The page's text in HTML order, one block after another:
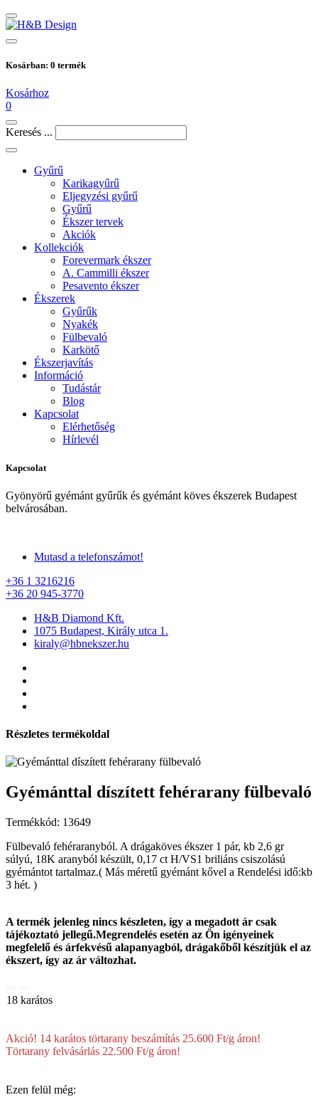
Kosárban: 0 termék
Kosárhoz
0
Keresés ...
Gyűrű
Karikagyűrű
Eljegyzési gyűrű
Gyűrű
Ékszer tervek
Akciók
Kollekciók
Forevermark ékszer
A. Cammilli ékszer
Pesavento ékszer
Ékszerek
Gyűrűk
Nyakék
Fülbevaló
Karkötő
Ékszerjavítás
Információ
Tudástár
Blog
Kapcsolat
Elérhetőség
Hírlevél
Kapcsolat
Gyönyörű gyémánt gyűrűk és gyémánt köves ékszerek Budapest
belvárosában.
Mutasd a telefonszámot!
+36 1 3216216
+36 20 945-3770
H&B Diamond Kft.
1075 Budapest, Király utca 1.
kiraly@hbnekszer.hu
Részletes termékoldal
Gyémánttal díszített fehérarany fülbevaló
Termékkód: 13649
Fülbevaló fehéraranyból. A drágaköves ékszer 1 pár, kb 2,6 gr
súlyú, 18K aranyból készült, 0,17 ct H/VS1 briliáns csiszolású
gyémántot tartalmaz.( Más méretű gyémánt kővel a Rendelési idő:kb
3 hét. )
A termék jelenleg nincs készleten, így a megadott ár csak
tájékoztató jellegű.Megrendelés esetén az Ön igényeinek
megfelelő és árfekvésű alapanyagból, drágakőből készítjük el az
ékszert, így az ár változhat.
18 karátos
Akció! 14 karátos törtarany beszámítás 25.600 Ft/g áron!
Törtarany felvásárlás 22.500 Ft/g áron!
Ezen felül még: